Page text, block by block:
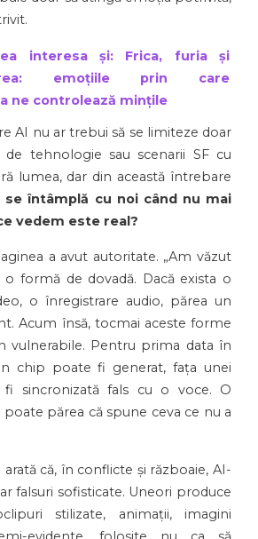
interesa și: Frica, furia și
emoțiile prin care
ne controlează mințile
AI nu ar trebui să se limiteze doar
de tehnologie sau scenarii SF cu
lumea, dar din această întrebare
se întâmplă cu noi când nu mai
vedem este real?
a avut autoritate. „Am văzut
o formă de dovadă. Dacă exista o
o înregistrare audio, părea un
Acum însă, tocmai aceste forme
vulnerabile. Pentru prima data în
chip poate fi generat, fața unei
fi sincronizată fals cu o voce. O
părea că spune ceva ce nu a
arată că, în conflicte și războaie, AI-
falsuri sofisticate. Uneori produce
stilizate, animații, imagini